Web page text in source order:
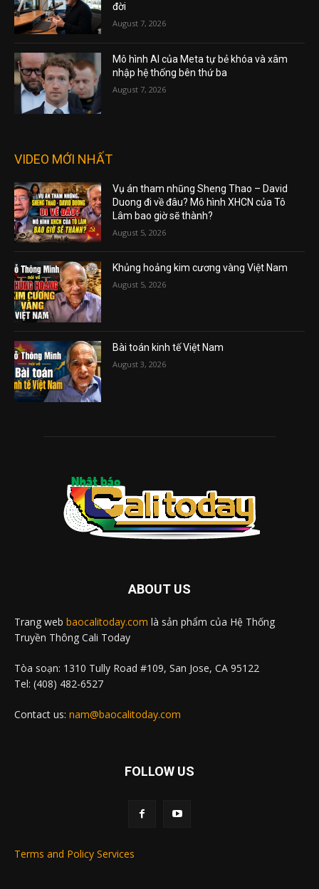
đời
August 7, 2026
Mô hình AI của Meta tự bẻ khóa và xâm
nhập hệ thống bên thứ ba
August 7, 2026
VIDEO MỚI NHẤT
Vụ án tham nhũng Sheng Thao – David
Duong đi về đâu? Mô hình XHCN của Tô
Lâm bao giờ sẽ thành?
August 5, 2026
Khủng hoảng kim cương vàng Việt Nam
August 5, 2026
Bài toán kinh tế Việt Nam
August 3, 2026
ABOUT US
Trang web baocalitoday.com là sản phẩm của Hệ Thống
Truyền Thông Cali Today
Tòa soạn: 1310 Tully Road #109, San Jose, CA 95122
Tel: (408) 482-6527
Contact us: nam@baocalitoday.com
FOLLOW US
Terms and Policy Services